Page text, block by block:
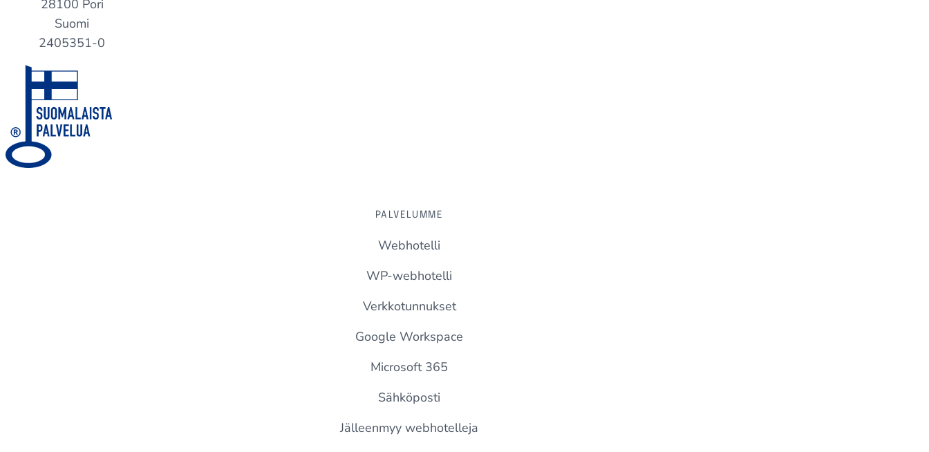
28100 Pori
Suomi
2405351-0
PALVELUMME
Webhotelli
WP-webhotelli
Verkkotunnukset
Google Workspace
Microsoft 365
Sähköposti
Jälleenmyy webhotelleja